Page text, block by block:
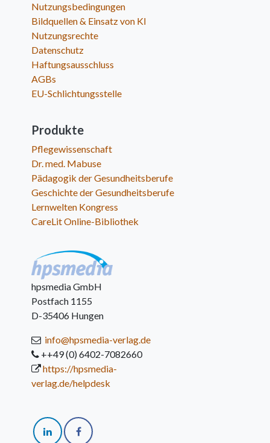
Nutzungsbedingungen
Bildquellen & Einsatz von KI
Nutzungsrechte
Datenschutz
Haftungsausschluss
AGBs
EU-Schlichtungsstelle
Produkte
Pflegewissenschaft
Dr. med. Mabuse
Pädagogik der Gesundheitsberufe
Geschichte der Gesundheitsberufe
Lernwelten Kongress
CareLit Online-Bibliothek
hpsmedia GmbH
Postfach 1155
D-35406 Hungen
info@hpsmedia-verlag.de
++49 (0) 6402-7082660
https://hpsmedia-
verlag.de/helpdesk